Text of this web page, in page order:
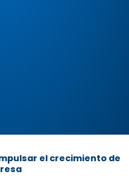
el crecimiento de